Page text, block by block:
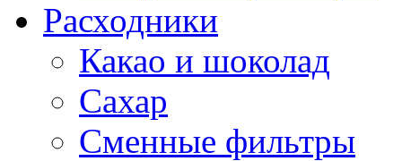
Расходники
Какао и шоколад
Сахар
Сменные фильтры